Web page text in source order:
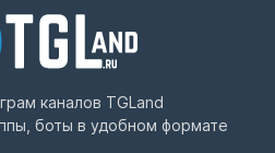
каналов TGLand
боты в удобном формате